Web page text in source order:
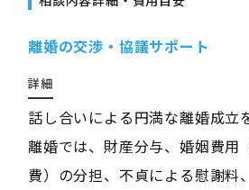
離婚の交渉・協議サポート
詳細
話し合いによる円満な離婚成立
離婚では、財産分与、婚姻費用
費）の分担、不貞による慰謝料